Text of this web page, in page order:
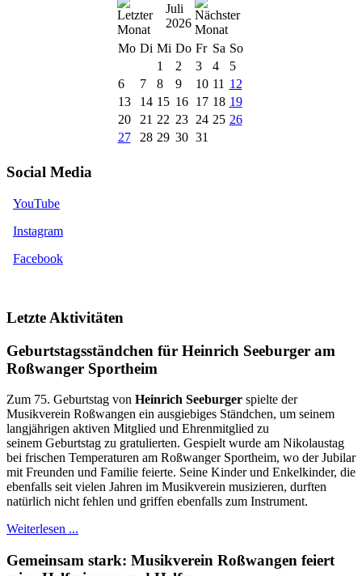
Juli
2026
Mo Di Mi Do Fr Sa So
1
2 3 4
5
6
7 8 9 10 11 12
13
14 15 16 17 18 19
20
21 22 23 24 25 26
27
28 29 30 31
Social Media
YouTube
Instagram
Facebook
Letzte Aktivitäten
Geburtstagsständchen für Heinrich Seeburger am
Roßwanger Sportheim
Zum 75. Geburtstag von Heinrich Seeburger spielte der
Musikverein Roßwangen ein ausgiebiges Ständchen, um seinem
langjährigen aktiven Mitglied und Ehrenmitglied zu
seinem Geburtstag zu gratulierten. Gespielt wurde am Nikolaustag
bei frischen Temperaturen am Roßwanger Sportheim, wo der Jubilar
mit Freunden und Familie feierte. Seine Kinder und Enkelkinder, die
ebenfalls seit vielen Jahren im Musikverein musizieren, durften
natürlich nicht fehlen und griffen ebenfalls zum Instrument.
Weiterlesen ...
Gemeinsam stark: Musikverein Roßwangen feiert